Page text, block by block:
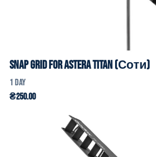
Snap Grid for Astera Titan (Соти)